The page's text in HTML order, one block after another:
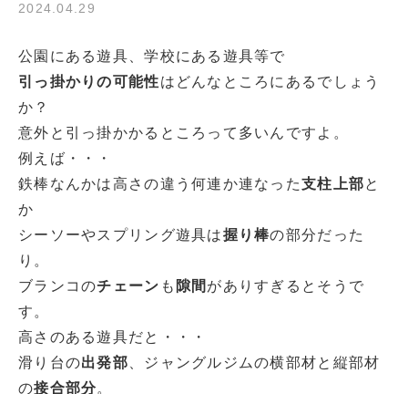
2024.04.29
公園にある遊具、学校にある遊具等で
引っ掛かりの可能性はどんなところにあるでしょう
か？
意外と引っ掛かかるところって多いんですよ。
例えば・・・
鉄棒なんかは高さの違う何連か連なった支柱上部と
か
シーソーやスプリング遊具は握り棒の部分だった
り。
ブランコのチェーン も 隙間 がありすぎるとそうで
す。
高さのある遊具だと・・・
滑り台の出発部 、ジャングルジムの横部材と縦部材
の接合部分。